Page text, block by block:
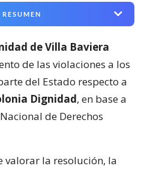
RESUMEN
de Villa Baviera
de las violaciones a los
del Estado respecto a
Dignidad, en base a
de Derechos
valorar la resolución, la